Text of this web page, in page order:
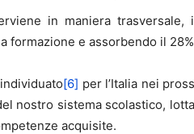
in maniera
formazione e assorbendo il
[6] per l’Italia nei
nostro sistema scolastico,
acquisite.